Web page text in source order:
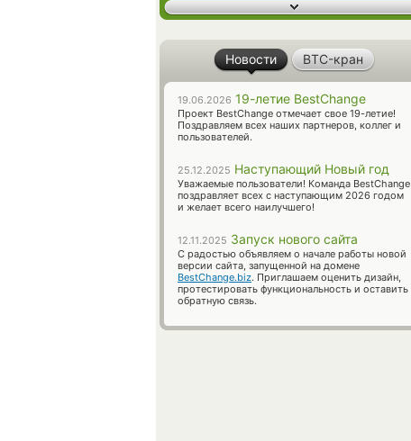
Новости BTC-кран
19.06.2026 19-летие BestChange
Проект BestChange отмечает свое 19-летие!
Поздравляем всех наших партнеров, коллег и
пользователей.
25.12.2025 Наступающий Новый год
Уважаемые пользователи! Команда BestChange
поздравляет всех с наступающим 2026 годом
и желает всего наилучшего!
12.11.2025 Запуск нового сайта
С радостью объявляем о начале работы новой
версии сайта, запущенной на домене
BestChange.biz. Приглашаем оценить дизайн,
протестировать функциональность и оставить
обратную связь.